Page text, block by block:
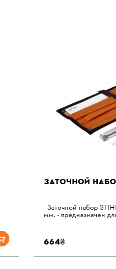
ЗАТОЧНОЙ
Заточной набор
мм. - предназначен
664₴